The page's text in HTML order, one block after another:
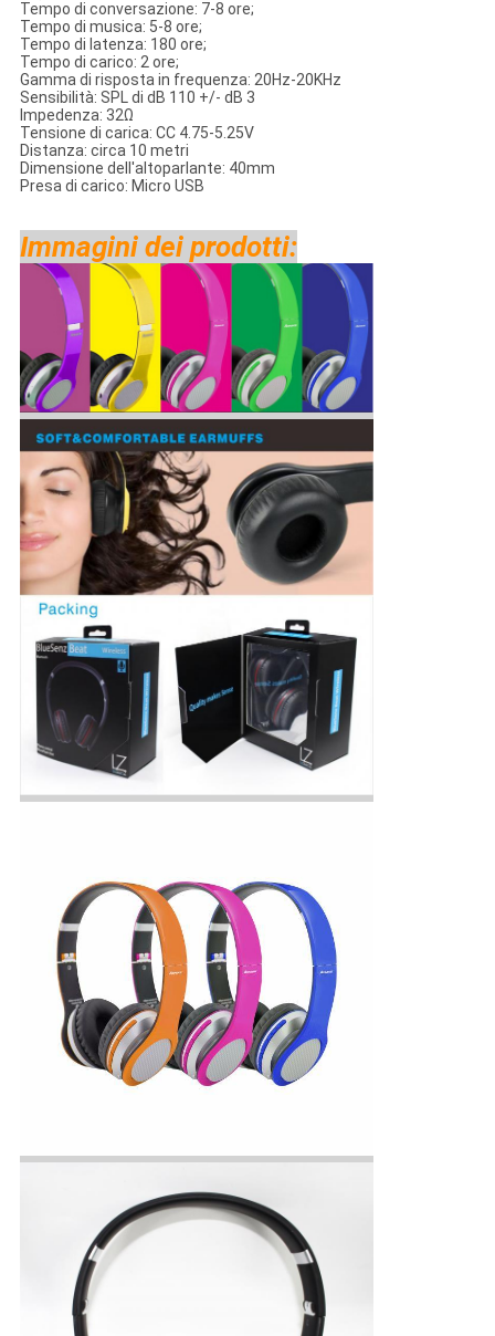
Tempo di conversazione: 7-8 ore;
Tempo di musica: 5-8 ore;
Tempo di latenza: 180 ore;
Tempo di carico: 2 ore;
Gamma di risposta in frequenza: 20Hz-20KHz
Sensibilità: SPL di dB 110 +/- dB 3
Impedenza: 32Ω
Tensione di carica: CC 4.75-5.25V
Distanza: circa 10 metri
Dimensione dell'altoparlante: 40mm
Presa di carico: Micro USB
Immagini dei prodotti: